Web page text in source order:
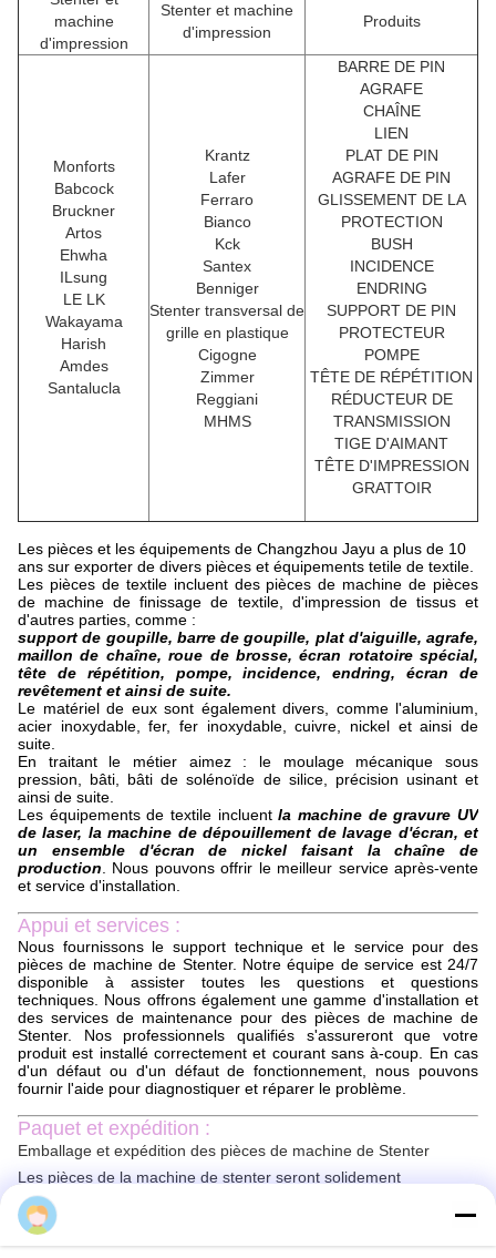
machine
d'impression
Stenter et machine
d'impression
Produits
Monforts
Babcock
Bruckner
Artos
Ehwha
ILsung
LE LK
Wakayama
Harish
Amdes
Santalucla
Krantz
Lafer
Ferraro
Bianco
Kck
Santex
Benniger
Stenter transversal de
grille en plastique
Cigogne
Zimmer
Reggiani
MHMS
BARRE DE PIN
AGRAFE
CHAÎNE
LIEN
PLAT DE PIN
AGRAFE DE PIN
GLISSEMENT DE LA
PROTECTION
BUSH
INCIDENCE
ENDRING
SUPPORT DE PIN
PROTECTEUR
POMPE
TÊTE DE RÉPÉTITION
RÉDUCTEUR DE
TRANSMISSION
TIGE D'AIMANT
TÊTE D'IMPRESSION
GRATTOIR
Les pièces et les équipements de Changzhou Jayu a plus de 10
ans sur exporter de divers pièces et équipements tetile de textile.
Les pièces de textile incluent des pièces de machine de pièces
de machine de finissage de textile, d'impression de tissus et
d'autres parties, comme :
support de goupille, barre de goupille, plat d'aiguille, agrafe,
maillon de chaîne, roue de brosse, écran rotatoire spécial,
tête de répétition, pompe, incidence, endring, écran de
revêtement et ainsi de suite.
Le matériel de eux sont également divers, comme l'aluminium,
acier inoxydable, fer, fer inoxydable, cuivre, nickel et ainsi de
suite.
En traitant le métier aimez : le moulage mécanique sous
pression, bâti, bâti de solénoïde de silice, précision usinant et
ainsi de suite.
Les équipements de textile incluentla machine de gravure UV
de laser, la machine de dépouillement de lavage d'écran, et
un ensemble d'écran de nickel faisant la chaîne de
production . Nous pouvons offrir le meilleur service après-vente
et service d'installation.
Appui et services :
Nous fournissons le support technique et le service pour des
pièces de machine de Stenter. Notre équipe de service est 24/7
disponible à assister toutes les questions et questions
techniques. Nous offrons également une gamme d'installation et
des services de maintenance pour des pièces de machine de
Stenter. Nos professionnels qualifiés s'assureront que votre
produit est installé correctement et courant sans à-coup. En cas
d'un défaut ou d'un défaut de fonctionnement, nous pouvons
fournir l'aide pour diagnostiquer et réparer le problème.
Paquet et expédition :
Emballage et expédition des pièces de machine de Stenter
Les pièces de la machine de stenter seront solidement
empaquetées pour s'assurer qu'elles arrivent en état parfait. Les
pièces seront emballées dans une boîte de taille appropriée avec
amortir le matériel se sont ajoutées pour empêcher des